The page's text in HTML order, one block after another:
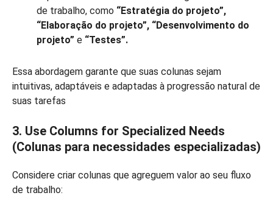
de trabalho, como “Estratégia do projeto”,
“Elaboração do projeto”, “Desenvolvimento do
projeto” e “Testes”.
Essa abordagem garante que suas colunas sejam
intuitivas, adaptáveis e adaptadas à progressão natural de
suas tarefas
3. Use Columns for Specialized Needs
(Colunas para necessidades especializadas)
Considere criar colunas que agreguem valor ao seu fluxo
de trabalho: